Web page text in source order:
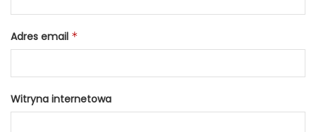
Adres email *
Witryna internetowa